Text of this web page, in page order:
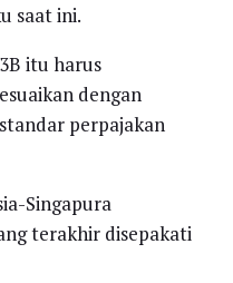
saat ini.
itu harus
dengan
perpajakan
Singapura
terakhir disepakati